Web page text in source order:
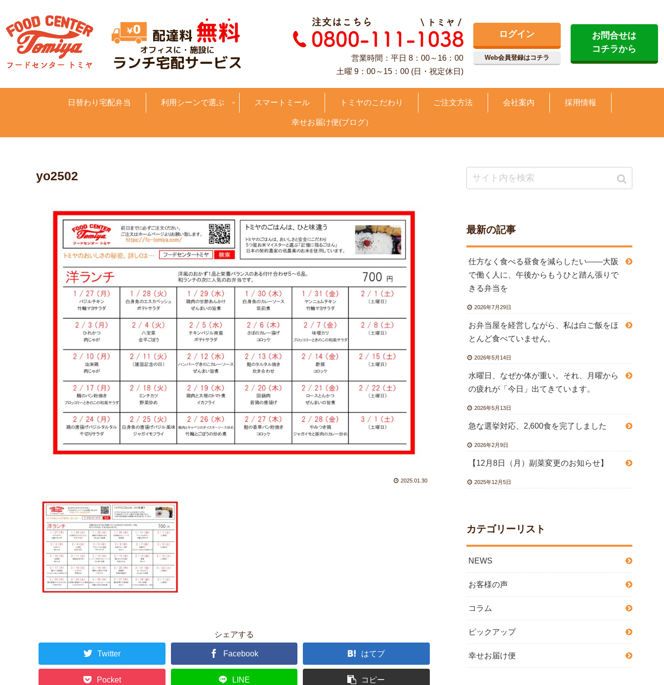
営業時間：平日 8：00～16：00
土曜 9：00～15：00 (日・祝定休日)
ログイン
Web会員登録はコチラ
お問合せは
コチラから
日替わり宅配弁当 利用シーンで選ぶ スマートミール トミヤのこだわり ご注文方法 会社案内 採用情報
幸せお届け便(ブログ）
yo2502
2025.01.30
シェアする
Twitter Facebook はてブ
Pocket LINE コピー
最新の記事
仕方なく食べる昼食を減らしたい――大阪
で働く人に、午後からもうひと踏ん張りで
きる弁当を
2026年7月29日
お弁当屋を経営しながら、私は白ご飯をほ
とんど食べていません。
2026年5月14日
水曜日、なぜか体が重い。それ、月曜から
の疲れが「今日」出てきています。
2026年5月13日
急な選挙対応、2,600食を完了しました
2026年2月9日
【12月8日（月）副菜変更のお知らせ】
2025年12月5日
カテゴリーリスト
NEWS
お客様の声
コラム
ピックアップ
幸せお届け便